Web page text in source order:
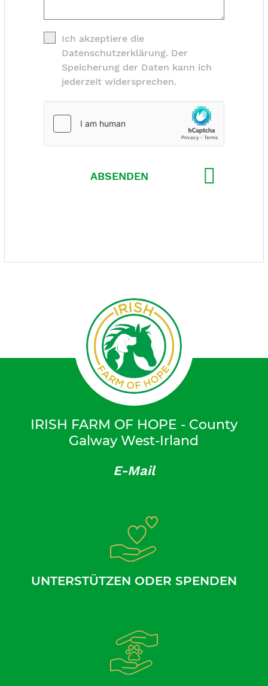
Ich akzeptiere die
Datenschutzerklärung. Der
Speicherung der Daten kann ich
jederzeit widersprechen.
ABSENDEN
IRISH FARM OF HOPE - County
Galway West-Irland
E-Mail
UNTERSTÜTZEN ODER SPENDEN